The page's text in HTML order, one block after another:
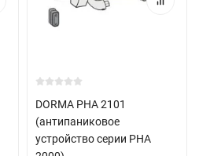
DORMA PHA 2101
(антипаниковое
устройство серии PHA